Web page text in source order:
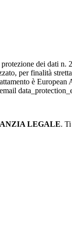
dei dati
per finalità
è
LEGALE.